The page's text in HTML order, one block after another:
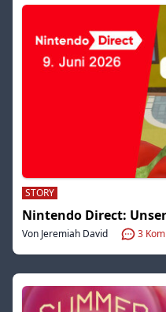
STORY
Nintendo Direct:
Von Jeremiah David 3